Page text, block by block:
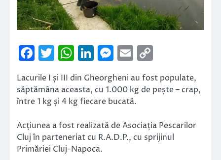
Facebook
Twitter
WhatsApp
LinkedIn
Messenger
Email
Link
Lacurile I și III din Gheorgheni au fost populate,
săptămâna aceasta, cu 1.000 kg de pește – crap,
între 1 kg și 4 kg fiecare bucată.
Acțiunea a fost realizată de Asociația Pescarilor
Cluj în parteneriat cu R.A.D.P., cu sprijinul
Primăriei Cluj-Napoca.